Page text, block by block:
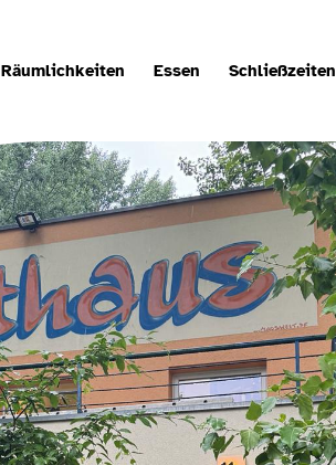
Räumlichkeiten Essen Schließzeiten